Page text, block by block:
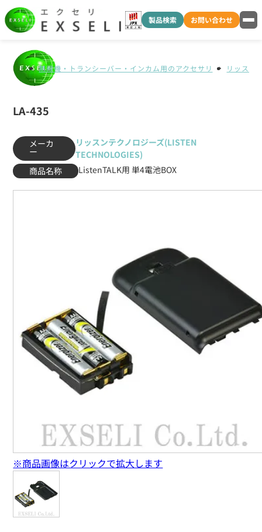
製品検索 お問い合わせ
無線機・トランシーバー・インカム用のアクセサリ リッスン
LA-435
メーカ
ー
リッスンテクノロジーズ(LISTEN
TECHNOLOGIES)
商品名称
ListenTALK用 単4電池BOX
※商品画像はクリックで拡大します